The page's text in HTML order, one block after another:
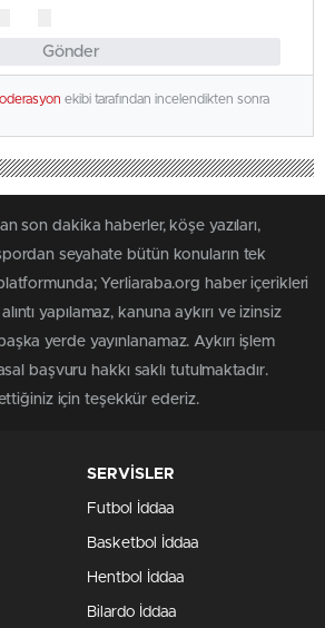
Gönder
ekibi tarafından incelendikten sonra
son dakika haberler, köşe yazıları,
seyahate bütün konuların tek
Yerliaraba.org haber içerikleri
yapılamaz, kanuna aykırı ve izinsiz
yerde yayınlanamaz. Aykırı işlem
başvuru hakkı saklı tutulmaktadır.
için teşekkür ederiz.
SERVİSLER
Futbol İddaa
Basketbol İddaa
Hentbol İddaa
Bilardo İddaa